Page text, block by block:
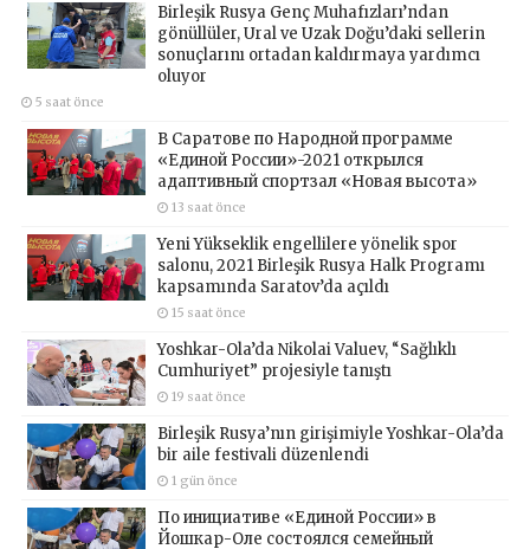
Birleşik Rusya Genç Muhafızları’ndan
gönüllüler, Ural ve Uzak Doğu’daki sellerin
sonuçlarını ortadan kaldırmaya yardımcı
oluyor
5 saat önce
В Саратове по Народной программе
«Единой России»-2021 открылся
адаптивный спортзал «Новая высота»
13 saat önce
Yeni Yükseklik engellilere yönelik spor
salonu, 2021 Birleşik Rusya Halk Programı
kapsamında Saratov’da açıldı
15 saat önce
Yoshkar-Ola’da Nikolai Valuev, “Sağlıklı
Cumhuriyet” projesiyle tanıştı
19 saat önce
Birleşik Rusya’nın girişimiyle Yoshkar-Ola’da
bir aile festivali düzenlendi
1 gün önce
По инициативе «Единой России» в
Йошкар-Оле состоялся семейный